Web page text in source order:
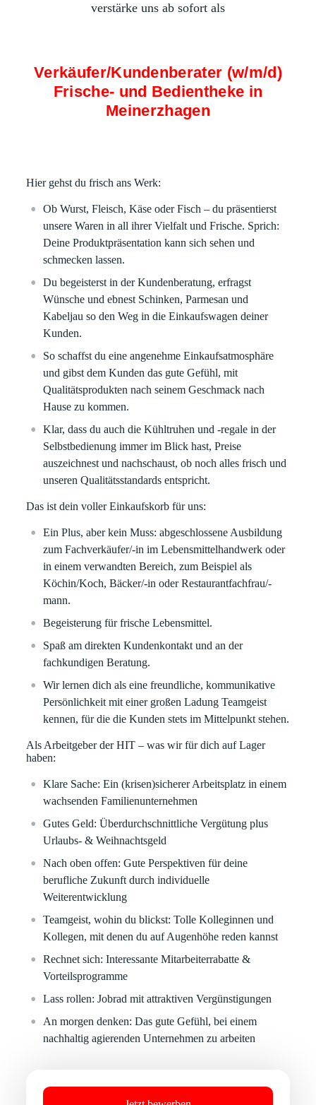
verstärke uns ab sofort als
Verkäufer/Kundenberater (w/m/d)
Frische- und Bedientheke in
Meinerzhagen
Hier gehst du frisch ans Werk:
Ob Wurst, Fleisch, Käse oder Fisch – du präsentierst
unsere Waren in all ihrer Vielfalt und Frische. Sprich:
Deine Produktpräsentation kann sich sehen und
schmecken lassen.
Du begeisterst in der Kundenberatung, erfragst
Wünsche und ebnest Schinken, Parmesan und
Kabeljau so den Weg in die Einkaufswagen deiner
Kunden.
So schaffst du eine angenehme Einkaufsatmosphäre
und gibst dem Kunden das gute Gefühl, mit
Qualitätsprodukten nach seinem Geschmack nach
Hause zu kommen.
Klar, dass du auch die Kühltruhen und -regale in der
Selbstbedienung immer im Blick hast, Preise
auszeichnest und nachschaust, ob noch alles frisch und
unseren Qualitätsstandards entspricht.
Das ist dein voller Einkaufskorb für uns:
Ein Plus, aber kein Muss: abgeschlossene Ausbildung
zum Fachverkäufer/-in im Lebensmittelhandwerk oder
in einem verwandten Bereich, zum Beispiel als
Köchin/Koch, Bäcker/-in oder Restaurantfachfrau/-
mann.
Begeisterung für frische Lebensmittel.
Spaß am direkten Kundenkontakt und an der
fachkundigen Beratung.
Wir lernen dich als eine freundliche, kommunikative
Persönlichkeit mit einer großen Ladung Teamgeist
kennen, für die die Kunden stets im Mittelpunkt stehen.
Als Arbeitgeber der HIT – was wir für dich auf Lager
haben:
Klare Sache:Ein (krisen)sicherer Arbeitsplatz in einem
wachsenden Familienunternehmen
Gutes Geld:Überdurchschnittliche Vergütung plus
Urlaubs- & Weihnachtsgeld
Nach oben offen:Gute Perspektiven für deine
berufliche Zukunft durch individuelle
Weiterentwicklung
Teamgeist, wohin du blickst:Tolle Kolleginnen und
Kollegen, mit denen du auf Augenhöhe reden kannst
Rechnet sich:Interessante Mitarbeiterrabatte &
Vorteilsprogramme
Lass rollen:Jobrad mit attraktiven Vergünstigungen
An morgen denken:Das gute Gefühl, bei einem
nachhaltig agierenden Unternehmen zu arbeiten